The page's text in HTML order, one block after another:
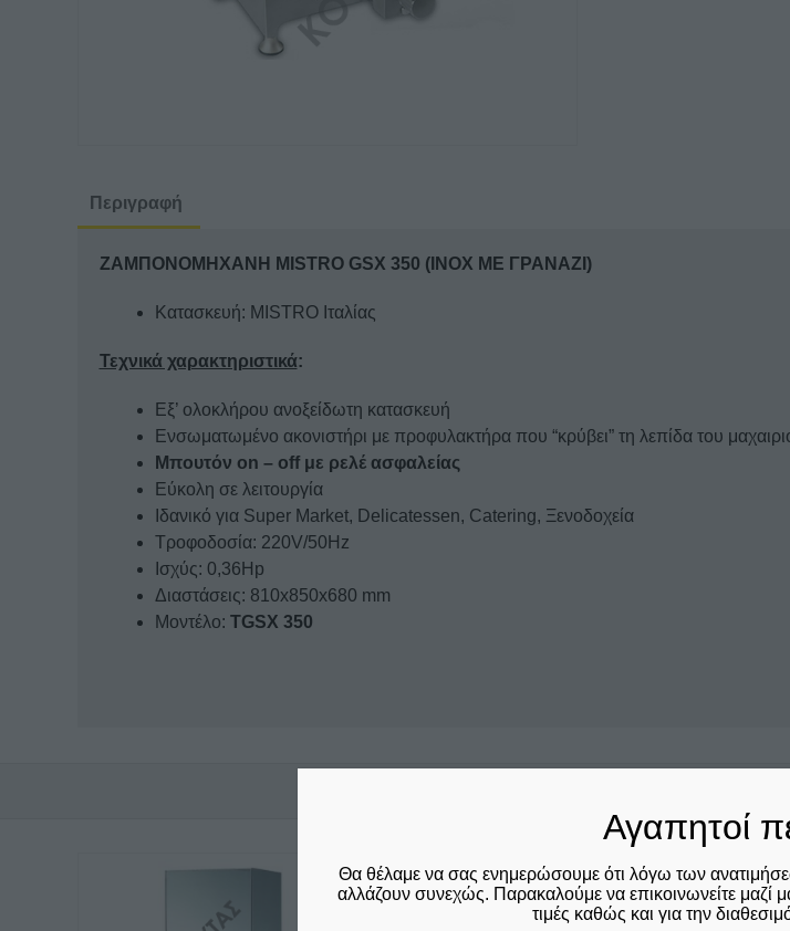
Περιγραφή
ΖΑΜΠΟΝΟΜΗΧΑΝΗ MISTRO GSX 350 (INOX ΜΕ ΓΡΑΝΑΖΙ)
Κατασκευή: MISTRO Ιταλίας
Τεχνικά χαρακτηριστικά:
Eξ’ ολοκλήρου ανοξείδωτη κατασκευή
Ενσωματωμένο ακονιστήρι με προφυλακτήρα που “κρύβει” τη λεπίδα του
Μπουτόν on – off με ρελέ ασφαλείας
Eύκολη σε λειτουργία
Ιδανικό για Super Market, Delicatessen, Catering, Ξενοδοχεία
Τροφοδοσία: 220V/50Hz
Ισχύς: 0,36Hp
Διαστάσεις: 810x850x680 mm
Μοντέλο: TGSX 350
το
Αγαπητοί
Θα θέλαμε να σας ενημερώσουμε ότι λόγω των
αλλάζουν συνεχώς. Παρακαλούμε να επικοινωνείτε μαζί
τιμές καθώς και για την